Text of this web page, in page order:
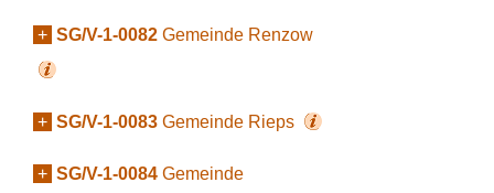
+ SG/V-1-0082 Gemeinde Renzow
+ SG/V-1-0083 Gemeinde Rieps
+ SG/V-1-0084 Gemeinde